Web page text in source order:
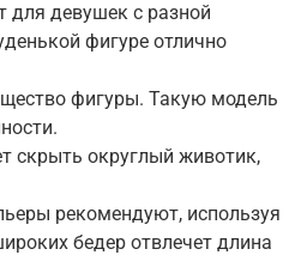
для девушек с разной
фигуре отлично
фигуры. Такую модель
скрыть округлый животик,
рекомендуют, используя
бедер отвлечет длина